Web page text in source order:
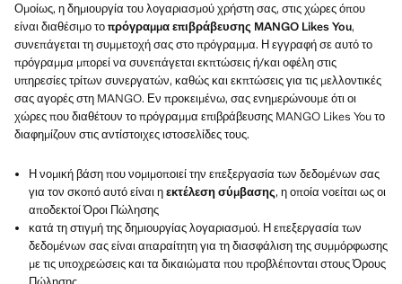
Ομοίως, η δημιουργία του λογαριασμού χρήστη σας, στις χώρες όπου
είναι διαθέσιμο τοπρόγραμμα επιβράβευσης MANGO Likes You,
συνεπάγεται τη συμμετοχή σας στο πρόγραμμα. Η εγγραφή σε αυτό το
πρόγραμμα μπορεί να συνεπάγεται εκπτώσεις ή/και οφέλη στις
υπηρεσίες τρίτων συνεργατών, καθώς και εκπτώσεις για τις μελλοντικές
σας αγορές στη MANGO. Εν προκειμένω, σας ενημερώνουμε ότι οι
χώρες που διαθέτουν το πρόγραμμα επιβράβευσης MANGO Likes You το
διαφημίζουν στις αντίστοιχες ιστοσελίδες τους.
Η νομική βάση που νομιμοποιεί την επεξεργασία των δεδομένων σας
για τον σκοπό αυτό είναι ηεκτέλεση σύμβασης, η οποία νοείται ως οι
αποδεκτοί Όροι Πώλησης
κατά τη στιγμή της δημιουργίας λογαριασμού. Η επεξεργασία των
δεδομένων σας είναι απαραίτητη για τη διασφάλιση της συμμόρφωσης
με τις υποχρεώσεις και τα δικαιώματα που προβλέπονται στους Όρους